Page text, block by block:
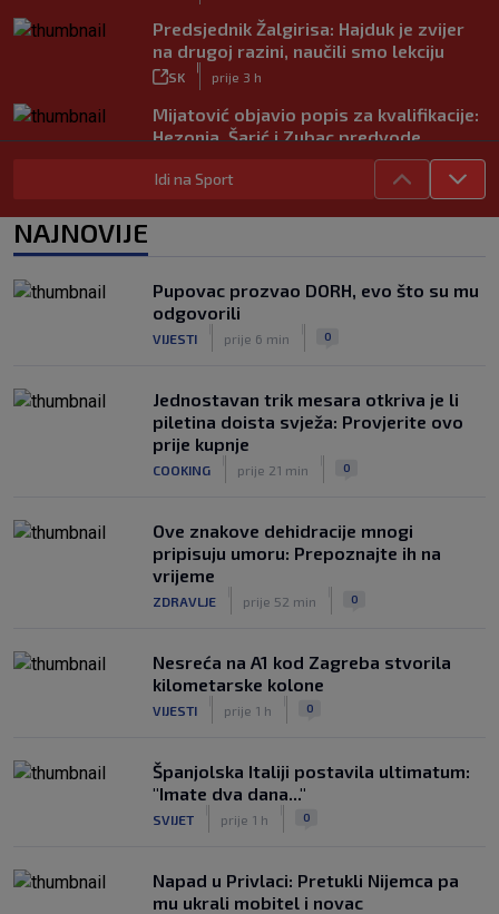
Predsjednik Žalgirisa: Hajduk je zvijer
na drugoj razini, naučili smo lekciju
SK prije 3 h
Mijatović objavio popis za kvalifikacije:
Hezonja, Šarić i Zubac predvode
SK
|
prije 4 h
Benfica ponovno želi Šutala?
SK prije 6 h
Znate li kad je Hajduk u Europi zadnji
put dao pet golova? Igrali su Vlašić i
SK prije 8 h
Idi na Sport
NAJNOVIJE
Pupovac prozvao DORH, evo što su mu
odgovorili
VIJESTI prije 6 min 0
Jednostavan trik mesara otkriva je li
piletina doista svježa: Provjerite ovo
prije kupnje
COOKING prije 21 min 0
Ove znakove dehidracije mnogi
pripisuju umoru: Prepoznajte ih na
vrijeme
ZDRAVLJE prije 52 min 0
Nesreća na A1 kod Zagreba stvorila
kilometarske kolone
VIJESTI prije 1 h 0
Španjolska Italiji postavila ultimatum:
"Imate dva dana..."
SVIJET prije 1 h 0
Napad u Privlaci: Pretukli Nijemca pa
mu ukrali mobitel i novac